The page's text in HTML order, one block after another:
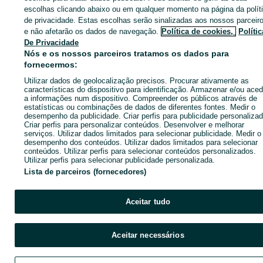
Entra na tua conta OLX ou cria uma nova para contactares
anunciante
Entrar ou criar conta
Ligar / SMS Enviar mensagem
escolhas clicando abaixo ou em qualquer momento na página da
de privacidade. Estas escolhas serão sinalizadas aos nossos
e não afetarão os dados de navegação. Política de cookies,
De Privacidade
Nós e os nossos parceiros tratamos os dados para
fornecermos:
Utilizar dados de geolocalização precisos. Procurar ativamente as
características do dispositivo para identificação. Armazenar e/ou
a informações num dispositivo. Compreender os públicos através de
estatísticas ou combinações de dados de diferentes fontes. Medir o
desempenho da publicidade. Criar perfis para publicidade
Criar perfis para personalizar conteúdos. Desenvolver e melhorar
serviços. Utilizar dados limitados para selecionar publicidade. Medir o
desempenho dos conteúdos. Utilizar dados limitados para selecionar
conteúdos. Utilizar perfis para selecionar conteúdos personalizados.
Utilizar perfis para selecionar publicidade personalizada.
Lista de parceiros (fornecedores)
Aceitar tudo
Aceitar necessários